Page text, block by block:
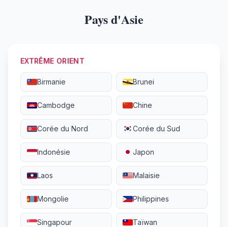
Pays d'Asie
EXTRÊME ORIENT
Birmanie Brunei
Cambodge Chine
Corée du Nord Corée du Sud
Indonésie Japon
Laos Malaisie
Mongolie Philippines
Singapour Taïwan